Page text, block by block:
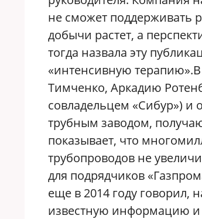
не сможет поддерживать
добычи растет, а
тогда назвала эту
«интенсивную
Тимченко, Аркадию
совладельцем «Сибур») и
трубным заводом,
показывает, что
трубопроводов не
для подрядчиков
еще в 2014 году говорил,
известную информацию и